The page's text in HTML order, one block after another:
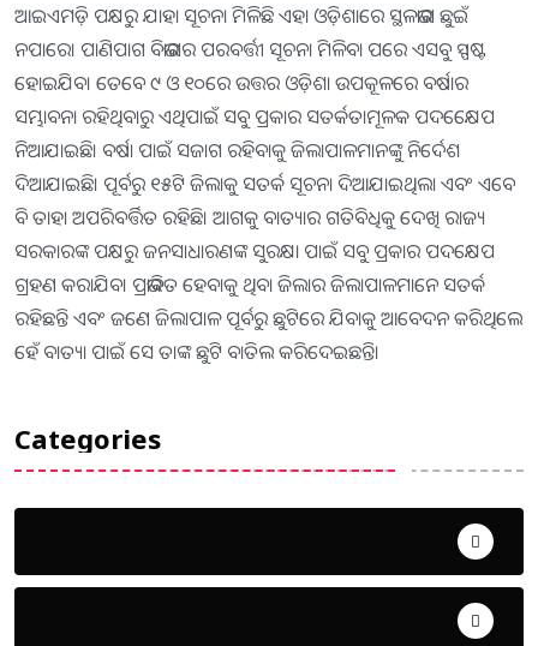
ଆଇଏମଡ଼ି ପକ୍ଷରୁ ଯାହା ସୂଚନା ମିଳିଛି ଏହା ଓଡ଼ିଶାରେ ସ୍ଥଳଭାଗ ଛୁଇଁ
ନପାରେ। ପାଣିପାଗ ବିଭାଗର ପରବର୍ତ୍ତୀ ସୂଚନା ମିଳିବା ପରେ ଏସବୁ ସ୍ପଷ୍ଟ
ହୋଇଯିବ। ତେବେ ୯ ଓ ୧୦ରେ ଉତ୍ତର ଓଡ଼ିଶା ଉପକୂଳରେ ବର୍ଷାର
ସମ୍ଭାବନା ରହିଥିବାରୁ ଏଥିପାଇଁ ସବୁ ପ୍ରକାର ସତର୍କତାମୂଳକ ପଦକ୍ଷେ‌େ‌ପ
ନିଆଯାଇଛି। ବର୍ଷା ପାଇଁ ସଜାଗ ରହିବାକୁ ଜିଲାପାଳମାନଙ୍କୁ ନିର୍ଦେଶ
ଦିଆଯାଇଛି। ପୂର୍ବରୁ ୧୫ଟି ଜିଲାକୁ ସତର୍କ ସୂଚନା ଦିଆଯାଇଥିଲା ଏବଂ ଏବେ
ବି ତାହା ଅପରିବର୍ତ୍ତିତ ରହିଛି। ଆଗକୁ ବାତ୍ୟାର ଗତିବିଧିକୁ ଦେଖି ରାଜ୍ୟ
ସରକାରଙ୍କ ପକ୍ଷରୁ ଜନସାଧାରଣଙ୍କ ସୁରକ୍ଷା ପାଇଁ ସବୁ ପ୍ରକାର ପଦକ୍ଷେପ
ଗ୍ରହଣ କରାଯିବ। ପ୍ରଭାବିତ ହେବାକୁ ଥିବା ଜିଲାର ଜିଲାପାଳମାନେ ସତର୍କ
ରହିଛନ୍ତି ଏବଂ ଜଣେ ଜିଲାପାଳ ପୂର୍ବରୁ ଛୁଟିରେ ଯିବାକୁ ଆବେଦନ କରିଥିଲେ
ହେଁ ବାତ୍ୟା ପାଇଁ ସେ ତାଙ୍କ ଛୁଟି ବାତିଲ କରିଦେଇଛନ୍ତି।
Categories